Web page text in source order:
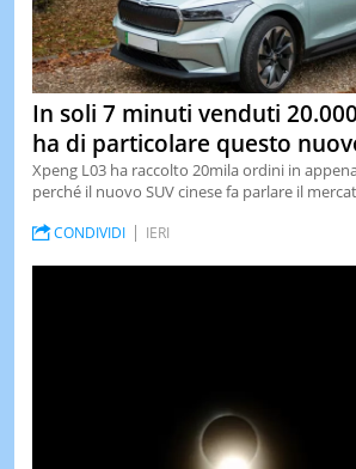
In soli 7 minuti venduti
ha di particolare questo
Xpeng L03 ha raccolto 20mila ordini in
perché il nuovo SUV cinese fa parlare il
CONDIVIDI IERI